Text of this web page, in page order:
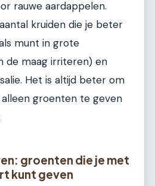
rauwe aardappelen.
kruiden die je beter
munt in grote
de maag irriteren) en
Het is altijd beter om
groenten te geven
groenten die je met
kunt geven